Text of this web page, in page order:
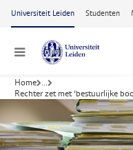
Ga naar hoofdinhoud
Universiteit Leiden Studenten
Menu
Home ...
Rechter zet met ‘bestuurlijke